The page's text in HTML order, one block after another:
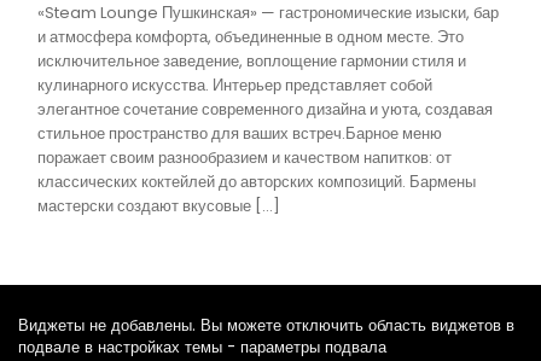
«Steam Lounge Пушкинская» — гастрономические изыски, бар
и атмосфера комфорта, объединенные в одном месте. Это
исключительное заведение, воплощение гармонии стиля и
кулинарного искусства. Интерьер представляет собой
элегантное сочетание современного дизайна и уюта, создавая
стильное пространство для ваших встреч.Барное меню
поражает своим разнообразием и качеством напитков: от
классических коктейлей до авторских композиций. Бармены
мастерски создают вкусовые […]
Виджеты не добавлены. Вы можете отключить область виджетов в
подвале в настройках темы - параметры подвала